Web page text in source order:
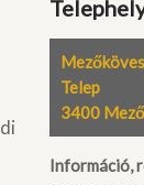
Telep
3400
Információ,